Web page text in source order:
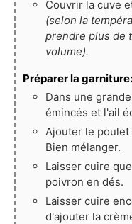
Couvrir la cuve
(selon la
prendre plus de
volume).
Préparer la garniture:
Dans une
émincés et l'ail
Ajouter le poulet
Bien mélanger.
Laisser cuire
poivron en dés.
Laisser cuire
d'ajouter la